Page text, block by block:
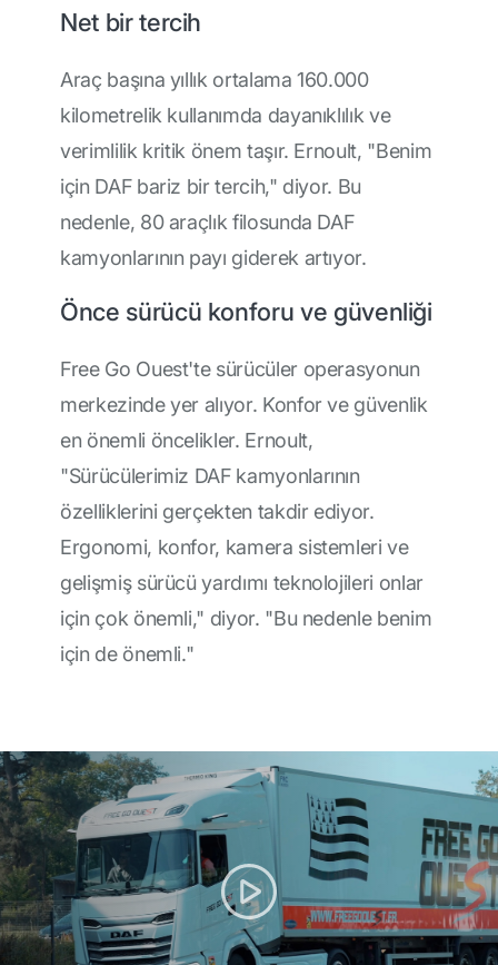
Net bir tercih
Araç başına yıllık ortalama 160.000
kilometrelik kullanımda dayanıklılık ve
verimlilik kritik önem taşır. Ernoult, "Benim
için DAF bariz bir tercih," diyor. Bu
nedenle, 80 araçlık filosunda DAF
kamyonlarının payı giderek artıyor.
Önce sürücü konforu ve güvenliği
Free Go Ouest'te sürücüler operasyonun
merkezinde yer alıyor. Konfor ve güvenlik
en önemli öncelikler. Ernoult,
"Sürücülerimiz DAF kamyonlarının
özelliklerini gerçekten takdir ediyor.
Ergonomi, konfor, kamera sistemleri ve
gelişmiş sürücü yardımı teknolojileri onlar
için çok önemli," diyor. "Bu nedenle benim
için de önemli."